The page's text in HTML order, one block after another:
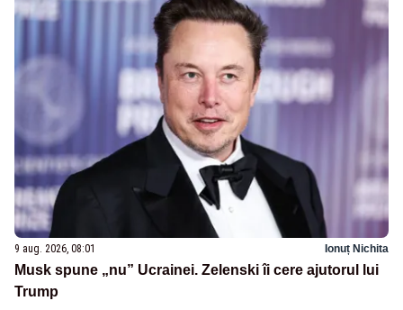
9 aug. 2026, 08:01 Ionuț Nichita
Musk spune „nu” Ucrainei. Zelenski îi cere ajutorul lui
Trump